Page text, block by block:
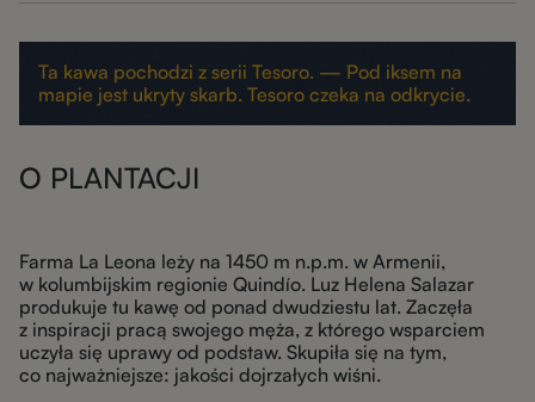
Ta kawa pochodzi z serii Tesoro. — Pod iksem na
mapie jest ukryty skarb. Tesoro czeka na odkrycie.
O PLANTACJI
Farma La Leona leży na 1450 m n.p.m. w Armenii,
w kolumbijskim regionie Quindío. Luz Helena Salazar
produkuje tu kawę od ponad dwudziestu lat. Zaczęła
z inspiracji pracą swojego męża, z którego wsparciem
uczyła się uprawy od podstaw. Skupiła się na tym,
co najważniejsze: jakości dojrzałych wiśni.